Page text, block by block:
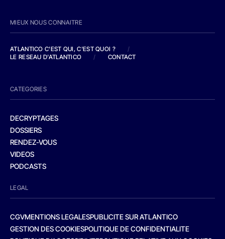
MIEUX NOUS CONNAITRE
ATLANTICO C'EST QUI, C'EST QUOI ?
/
LE RESEAU D'ATLANTICO
/ CONTACT
CATEGORIES
DECRYPTAGES
DOSSIERS
RENDEZ-VOUS
VIDEOS
PODCASTS
LEGAL
CGVMENTIONS LEGALESPUBLICITE SUR ATLANTICO
GESTION DES COOKIESPOLITIQUE DE CONFIDENTIALITE